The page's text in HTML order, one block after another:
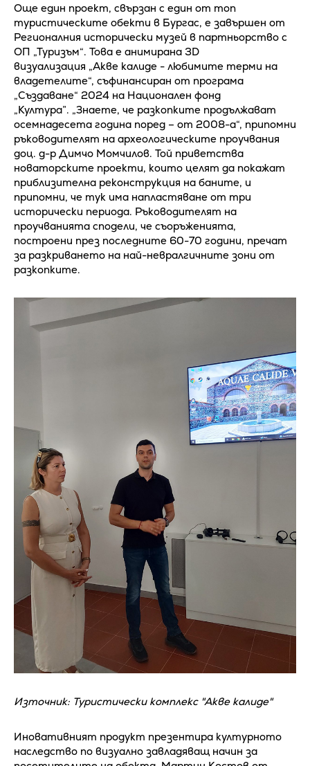
Още един проект, свързан с един от топ
туристическите обекти в Бургас, е завършен от
Регионалния исторически музей в партньорство с
ОП „Туризъм“. Това е анимирана 3D
визуализация „Акве калиде - любимите терми на
владетелите“, съфинансиран от програма
„Създаване“ 2024 на Национален фонд
„Култура”. „Знаете, че разкопките продължават
осемнадесета година поред – от 2008-а“, припомни
ръководителят на археологическите проучвания
доц. д-р Димчо Момчилов. Той приветства
новаторските проекти, които целят да покажат
приблизителна реконструкция на баните, и
припомни, че тук има напластяване от три
исторически периода. Ръководителят на
проучванията сподели, че съоръженията,
построени през последните 60-70 години, пречат
за разкриването на най-невралгичните зони от
разкопките.
Източник: Туристически комплекс "Акве калиде"
Иновативният продукт презентира културното
наследство по визуално завладяващ начин за